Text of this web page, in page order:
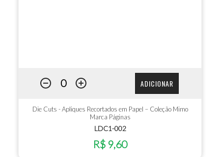
ADICIONAR
Die Cuts - Apliques Recortados em Papel – Coleção Mimo
Marca Páginas
LDC1-002
R$ 9,60